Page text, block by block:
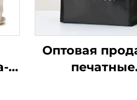
Оптовая
печатные